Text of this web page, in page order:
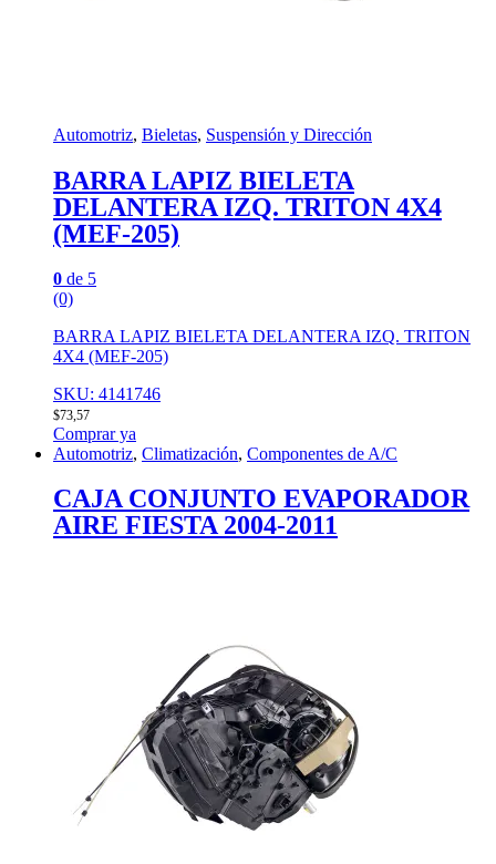
Automotriz, Bieletas, Suspensión y Dirección
BARRA LAPIZ BIELETA
DELANTERA IZQ. TRITON 4X4
(MEF-205)
0 de 5
(0)
BARRA LAPIZ BIELETA DELANTERA IZQ. TRITON
4X4 (MEF-205)
SKU: 4141746
$73,57
Comprar ya
Automotriz, Climatización, Componentes de A/C
CAJA CONJUNTO EVAPORADOR
AIRE FIESTA 2004-2011